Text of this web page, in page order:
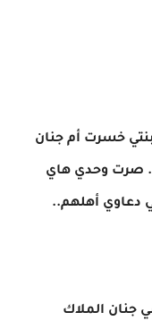
خسرت أم جنان
صرت وحدي هاي
دعاوي أهلهم..
جنان الملاك